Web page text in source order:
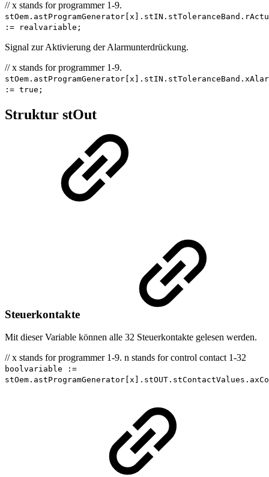
// x stands for programmer 1-9.
:= realvariable;
Signal zur Aktivierung der Alarmunterdrückung.
// x stands for programmer 1-9.
:= true;
Struktur stOut
Steuerkontakte
Mit dieser Variable können alle 32 Steuerkontakte gelesen werden.
// x stands for programmer 1-9. n stands for control contact 1-32
boolvariable :=